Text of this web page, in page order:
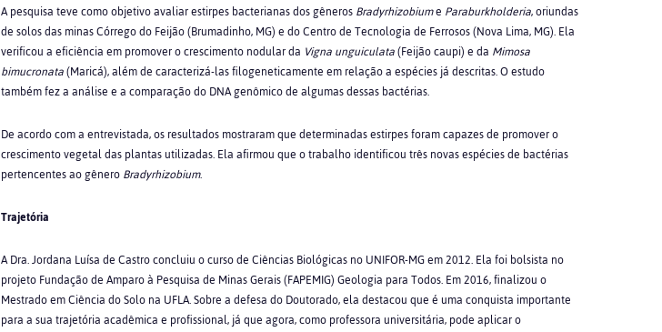
A pesquisa teve como objetivo avaliar estirpes bacterianas dos gênerosBradyrhizobiume Paraburkholderia, oriundas
de solos das minas Córrego do Feijão (Brumadinho, MG) e do Centro de Tecnologia de Ferrosos (Nova Lima, MG). Ela
verificou a eficiência em promover o crescimento nodular da Vigna unguiculata(Feijão caupi) e da Mimosa
bimucronata(Maricá), além de caracterizá-las filogeneticamente em relação a espécies já descritas. O estudo
também fez a análise e a comparação do DNA genômico de algumas dessas bactérias.
De acordo com a entrevistada, os resultados mostraram que determinadas estirpes foram capazes de promover o
crescimento vegetal das plantas utilizadas. Ela afirmou que o trabalho identificou três novas espécies de bactérias
pertencentes ao gêneroBradyrhizobium.
Trajetória
A Dra. Jordana Luísa de Castro concluiu o curso de Ciências Biológicas no UNIFOR-MG em 2012. Ela foi bolsista no
projeto Fundação de Amparo à Pesquisa de Minas Gerais (FAPEMIG) Geologia para Todos. Em 2016, finalizou o
Mestrado em Ciência do Solo na UFLA. Sobre a defesa do Doutorado, ela destacou que é uma conquista importante
para a sua trajetória acadêmica e profissional, já que agora, como professora universitária, pode aplicar o